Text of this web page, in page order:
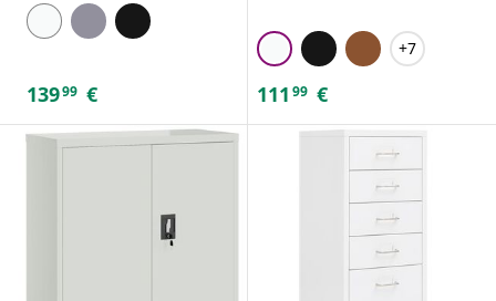
13999 €
+7
111 99 €